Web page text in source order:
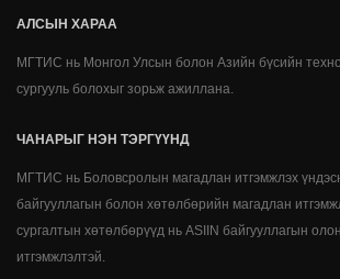
АЛСЫН ХАРАА
МГТИС нь Монгол Улсын болон Азийн бүсийн
сургууль болохыг зорьж ажиллана.
ЧАНАРЫГ НЭН ТЭРГҮҮНД
МГТИС нь Боловсролын магадлан итгэмжлэх
байгууллагын болон хөтөлбөрийн магадлан
сургалтын хөтөлбөрүүд нь ASIIN байгууллагын
итгэмжлэлтэй.